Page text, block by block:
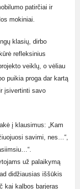
patirčiai ir
mokiniai.
klasių, dirbo
refleksinius
veiklų, o vėliau
puikia proga dar kartą
įsivertinti savo
į klausimus: „Kam
savimi, nes…“,
už palaikymą
didžiausias iššūkis
kai kalbos barjeras